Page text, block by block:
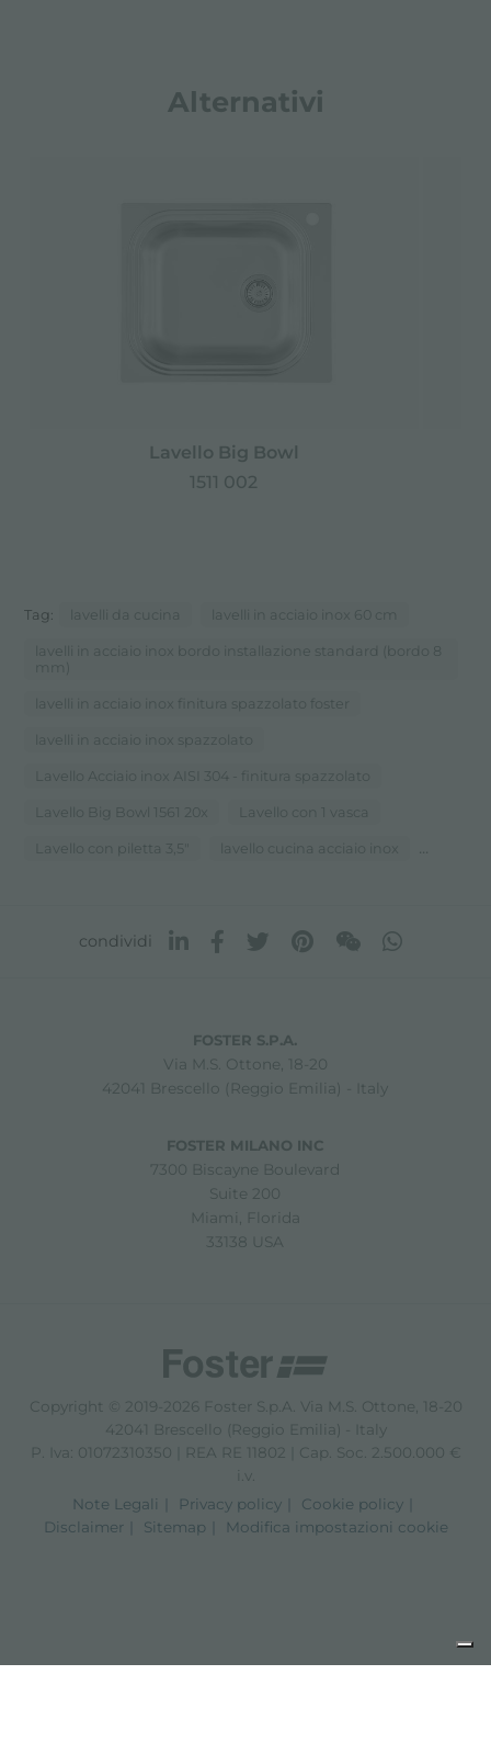
Alternativi
Lavello Big Bowl
1511 002
Tag: lavelli da cucina lavelli in acciaio inox 60 cm
lavelli in acciaio inox bordo installazione standard (bordo 8
lavelli in acciaio inox finitura spazzolato foster
lavelli in acciaio inox spazzolato
Lavello Acciaio inox AISI 304 - finitura spazzolato
Lavello Big Bowl 1561 20x Lavello con 1 vasca
Lavello con piletta 3,5" lavello cucina acciaio inox ...
condividi
FOSTER S.P.A.
Via M.S. Ottone, 18-20
42041 Brescello (Reggio Emilia) - Italy
FOSTER MILANO INC
7300 Biscayne Boulevard
Suite 200
Miami, Florida
33138 USA
Copyright © 2019-2026 Foster S.p.A. Via M.S. Ottone, 18-20
42041 Brescello (Reggio Emilia) - Italy
P. Iva: 01072310350 | REA RE 11802 | Cap. Soc. 2.500.000 €
i.v.
Note Legali
Privacy policy
Cookie policy
Disclaimer
Sitemap Modifica impostazioni cookie